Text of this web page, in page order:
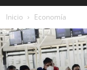
Inicio Economía